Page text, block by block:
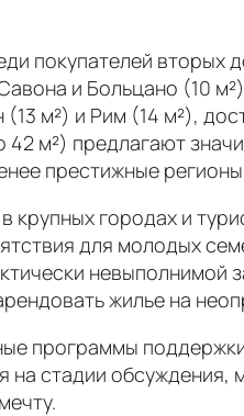
покупателей вторых
и Больцано (10
м²) и Рим (14 м²),
м²) предлагают
престижные
городах и
для молодых
невыполнимой
жилье на
программы
стадии обсуждения,